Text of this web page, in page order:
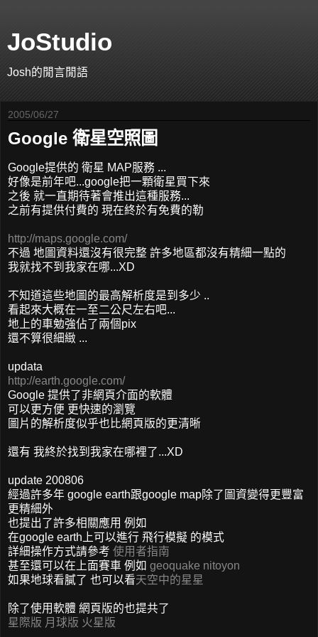
JoStudio
Josh的閒言閒語
2005/06/27
Google 衛星空照圖
Google提供的 衛星 MAP服務 ...
好像是前年吧...google把一顆衛星買下來
之後 就一直期待著會推出這種服務...
之前有提供付費的 現在終於有免費的勒
http://maps.google.com/
不過 地圖資料還沒有很完整 許多地區都沒有精細一點的
我就找不到我家在哪...XD
不知道這些地圖的最高解析度是到多少 ..
看起來大概在一至二公尺左右吧...
地上的車勉強佔了兩個pix
還不算很細緻 ...
updata
http://earth.google.com/
Google 提供了非網頁介面的軟體
可以更方便 更快速的瀏覽
圖片的解析度似乎也比網頁版的更清晰
還有 我終於找到我家在哪裡了...XD
update 200806
經過許多年 google earth跟google map除了圖資變得更豐富
更精細外
也提出了許多相關應用 例如
在google earth上可以進行 飛行模擬 的模式
詳細操作方式請參考 使用者指南
甚至還可以在上面賽車 例如 geoquake nitoyon
如果地球看膩了 也可以看天空中的星星
除了使用軟體 網頁版的也提共了
星際版 月球版 火星版